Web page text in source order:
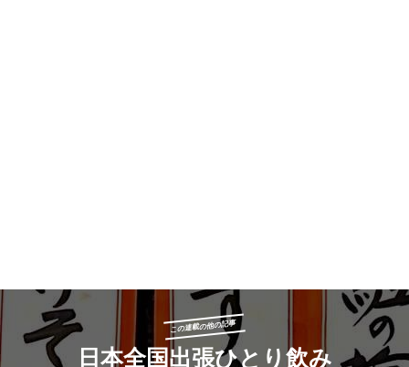
この連載の他の記事
日本全国出張ひとり飲み